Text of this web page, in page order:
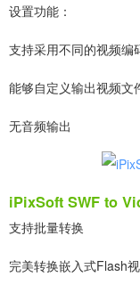
设置功能：
支持采用不同的视频编
能够自定义输出视频文
无音频输出
iPixSoft SWF to
支持批量转换
完美转换嵌入式Flash